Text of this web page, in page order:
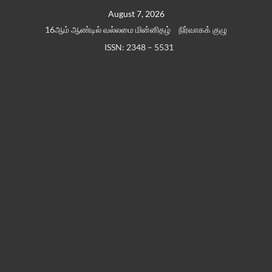
August 7, 2026
16ஆம் ஆண்டில் வல்லமை மின்னிதழ்
நிர்வாகக் குழு
ISSN: 2348 – 5531